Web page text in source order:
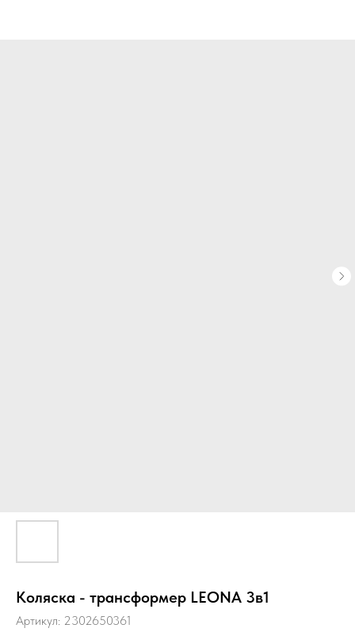
Коляска - трансформер LEONA 3в1
Артикул: 2302650361